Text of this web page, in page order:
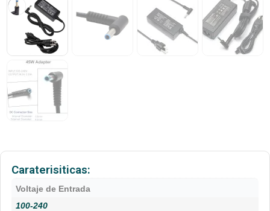
Caraterisiticas:
Voltaje de Entrada
100-240